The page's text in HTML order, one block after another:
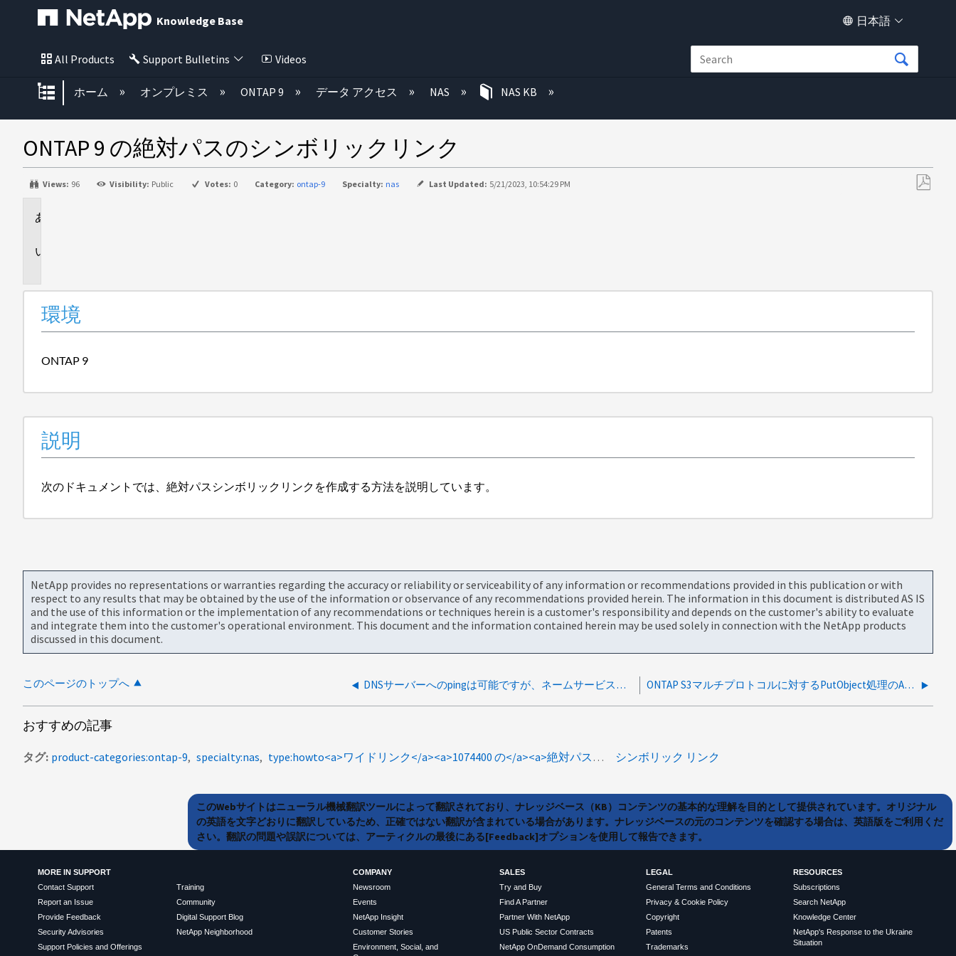
Knowledge Base 日本語
All Products Support Bulletins Videos
グローバル階層を展開/折りたたむ
ホーム オンプレミス ONTAP 9 データ アクセス NAS NAS KB
ONTAP 9 の絶対パスのシンボリックリンク
Views: 96 Visibility: Public Votes: 0 Category: ontap-9 Specialty: nas Last Updated: 5/21/2023, 10:54:29 PM
環境
ONTAP 9
説明
次のドキュメントでは、絶対パスシンボリックリンクを作成する方法を説明しています。
NetApp provides no representations or warranties regarding the accuracy or reliability or serviceability of any information or recommendations provided in this publication or with
respect to any results that may be obtained by the use of the information or observance of any recommendations provided herein. The information in this document is distributed AS IS
and the use of this information or the implementation of any recommendations or techniques herein is a customer's responsibility and depends on the customer's ability to evaluate
and integrate them into the customer's operational environment. This document and the information contained herein may be used solely in connection with the NetApp products
discussed in this document.
このページのトップへ DNSサーバーへのpingは可能ですが、ネームサービスを使用した通信ができません。 ONTAP S3マルチプロトコルに対するPutObject処理のAccessDeniedエラー
おすすめの記事
タグ product-categories:ontap-9 specialty:nas type:howto<a>ワイドリンク</a><a>1074400 の</a><a>絶対パス</a> シンボリック リンク
このWebサイトはニューラル機械翻訳ツールによって翻訳されており、ナレッジベース（KB）コンテンツの基本的な理解を目的として提供されています。オリジナル
の英語を文字どおりに翻訳しているため、正確ではない翻訳が含まれている場合があります。ナレッジベースの元のコンテンツを確認する場合は、英語版をご利用くだ
さい。翻訳の問題や誤訳については、アーティクルの最後にある[Feedback]オプションを使用して報告できます。
MORE IN SUPPORT
Contact Support
Report an Issue
Provide Feedback
Security Advisories
Support Policies and Offerings
Training
Community
Digital Support Blog
NetApp Neighborhood
COMPANY
Newsroom
Events
NetApp Insight
Customer Stories
Environment, Social, and
SALES
Try and Buy
Find A Partner
Partner With NetApp
US Public Sector Contracts
NetApp OnDemand Consumption
LEGAL
General Terms and Conditions
Privacy & Cookie Policy
Copyright
Patents
Trademarks
RESOURCES
Subscriptions
Search NetApp
Knowledge Center
NetApp's Response to the Ukraine
Situation